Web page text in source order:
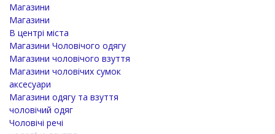
Магазини
Магазини
В центрі міста
Магазини Чоловічого одягу
Магазини чоловічого взуття
Магазини чоловічих сумок
аксесуари
Магазини одягу та взуття
чоловічий одяг
Чоловічі речі